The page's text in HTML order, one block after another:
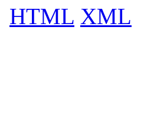
HTML XML